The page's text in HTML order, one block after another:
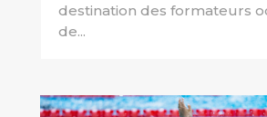
destination des formateurs
de...